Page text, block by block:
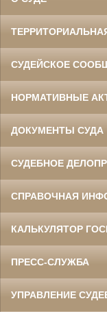
СУДЕЙСКОЕ
НОРМАТИВНЫЕ
ДОКУМЕНТЫ СУДА
СУДЕБНОЕ
СПРАВОЧНАЯ
КАЛЬКУЛЯТОР
ПРЕСС-СЛУЖБА
УПРАВЛЕНИЕ